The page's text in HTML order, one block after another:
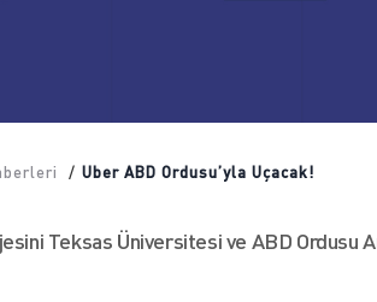
/ Uber ABD Ordusu’yla Uçacak!
Teksas Üniversitesi ve ABD Ordusu